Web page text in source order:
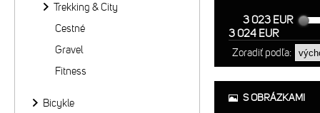
3 023 EUR
3 024 EUR
Zoradiť podľa:
S OBRÁZKAMI
Trekking & City
Cestné
Gravel
Fitness
Bicykle